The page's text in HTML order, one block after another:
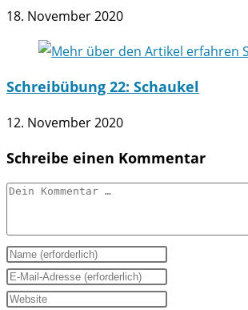
18. November 2020
Schreibübung 22: Schaukel
12. November 2020
Schreibe einen Kommentar
Kommentar
Gib
deinen
Namen
Gib
deine
Gib